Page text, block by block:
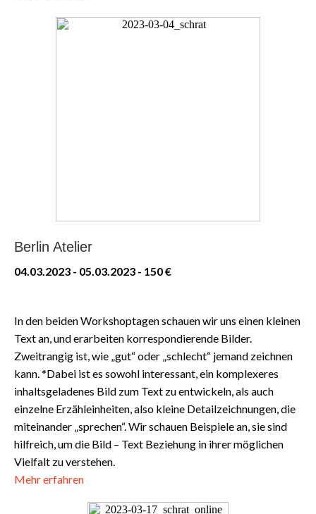
Berlin Atelier
04.03.2023 - 05.03.2023 - 150 €
In den beiden Workshoptagen schauen wir uns einen kleinen
Text an, und erarbeiten korrespondierende Bilder.
Zweitrangig ist, wie „gut“ oder „schlecht“ jemand zeichnen
kann. *Dabei ist es sowohl interessant, ein komplexeres
inhaltsgeladenes Bild zum Text zu entwickeln, als auch
einzelne Erzähleinheiten, also kleine Detailzeichnungen, die
miteinander „sprechen“. Wir schauen Beispiele an, sie sind
hilfreich, um die Bild – Text Beziehung in ihrer möglichen
Vielfalt zu verstehen.
Mehr erfahren